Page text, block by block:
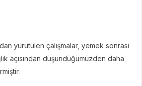
yürütülen çalışmalar, yemek sonrası
açısından düşündüğümüzden daha